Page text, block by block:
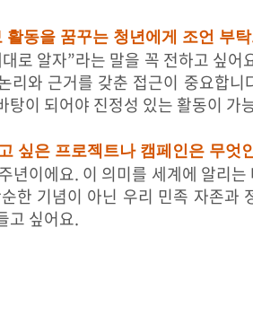
활동을 꿈꾸는 청년에게 조언 부
로 알자”라는 말을 꼭 전하고 싶어
리와 근거를 갖춘 접근이 중요합니
탕이 되어야 진정성 있는 활동이 가
싶은 프로젝트나 캠페인은 무엇
년이에요. 이 의미를 세계에 알리
한 기념이 아닌 우리 민족 자존과
고 싶어요.